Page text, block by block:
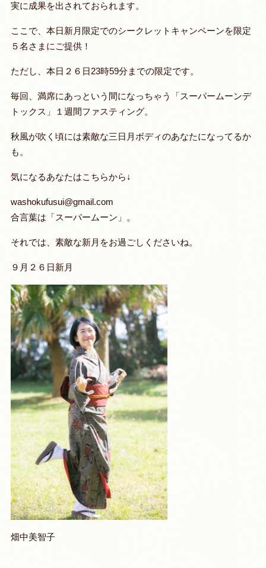
実に成果を出されておられます。
ここで、 本日新月限定でのシークレットキャンペーンを限定
５名さ まにご提供！
ただし、本日２６日23時59分までの限定です。
毎回、満席にあっという間になっちゃう「スーパームーンデ
トックス」１週間ファスティング。
秋風が吹く頃には素敵な三日月ボディのあなたになってるか
も。
気になるあなたはこちらから↓
washokufusui@gmail.com
合言葉は「スーパームーン」。
それでは、素敵な新月をお過ごしくださいね。
９月２６日新月
畑中美智子